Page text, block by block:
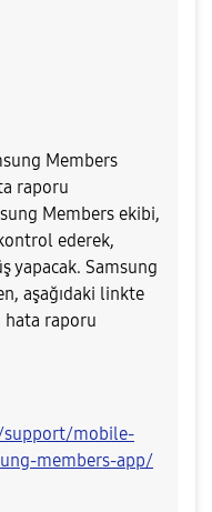
Members
raporu
Members ekibi,
kontrol ederek,
yapacak. Samsung
aşağıdaki linkte
hata raporu
support/mobile-
members-app/